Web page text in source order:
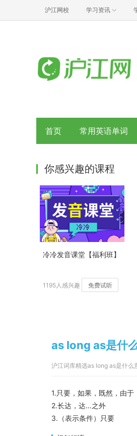
沪江网校 学习资讯
首页 常用英语单词
你感兴趣的课程
冷冷发音课堂【福利班】
1195人感兴趣 免费试听
as long as是什
沪江词库精选as long as是什么
1.只要，如果，既然，由于
2.长达，达…之外
3.（表示条件）只要